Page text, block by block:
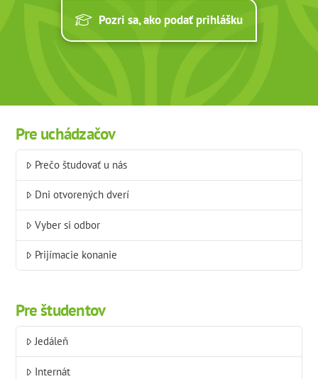
Pozri sa, ako podať prihlášku
Pre uchádzačov
Prečo študovať u nás
Dni otvorených dverí
Vyber si odbor
Prijímacie konanie
Pre študentov
Jedáleň
Internát